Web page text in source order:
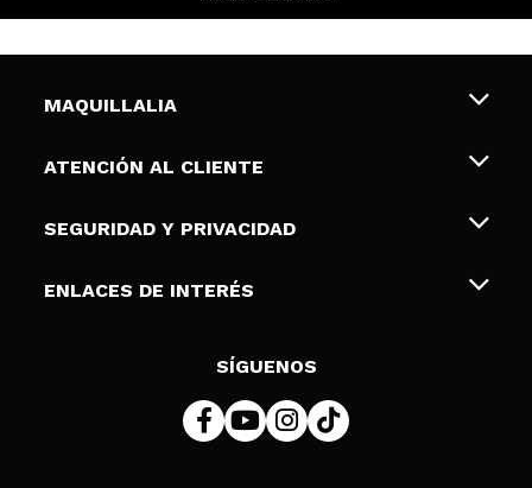
MAQUILLALIA
Sobre nosotros
Tarjetas de Regalo
ATENCIÓN AL CLIENTE
Envíos y devoluciones
Formas de pago
SEGURIDAD Y PRIVACIDAD
Terminos y condiciones de uso
Política de cookies
ENLACES DE INTERÉS
SÍGUENOS